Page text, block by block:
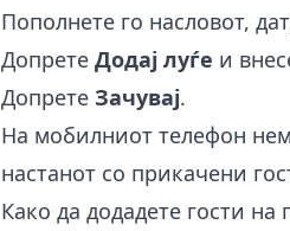
Пополнете го насловот,
Допрете Додај луѓе и
Допрете Зачувај.
На мобилниот телефон
настанот со прикачени
Како да додадете гости на